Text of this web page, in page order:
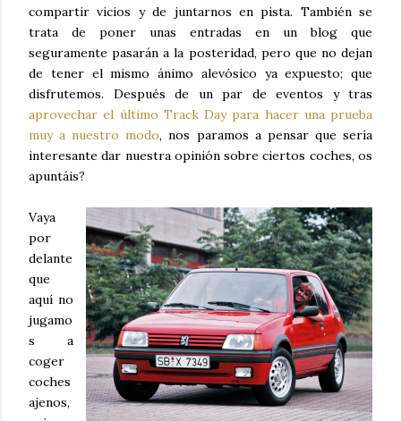
compartir vicios y de juntarnos en pista. También se
trata de poner unas entradas en un blog que
seguramente pasarán a la posteridad, pero que no dejan
de tener el mismo ánimo alevósico ya expuesto; que
disfrutemos. Después de un par de eventos y tras
aprovechar el último Track Day para hacer una prueba
muy a nuestro modo, nos paramos a pensar que sería
interesante dar nuestra opinión sobre ciertos coches, os
apuntáis?
Vaya
por
delante
que
aquí no
jugamo
s a
coger
coches
ajenos,